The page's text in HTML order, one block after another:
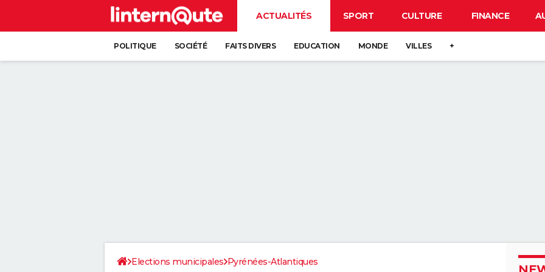
ACTUALITÉS SPORT CULTURE FINANCE
POLITIQUE SOCIÉTÉ FAITS DIVERS EDUCATION MONDE VILLES +
Elections municipales Pyrénées-Atlantiques